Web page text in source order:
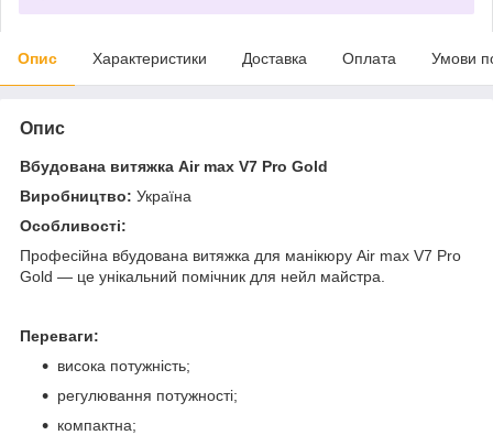
Опис Характеристики Доставка Оплата Умови
Опис
Вбудована витяжка Air max V7 Pro Gold
Виробництво: Україна
Особливості:
Професійна вбудована витяжка для манікюру Air max V7 Pro
Gold — це унікальний помічник для нейл майстра.
Переваги:
висока потужність;
регулювання потужності;
компактна;